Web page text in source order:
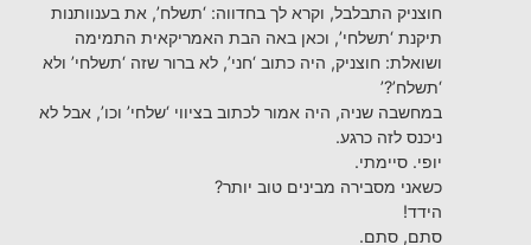
חוצניק התבלבל, וקרא לך בחדווה: ‘תשלח’, את בענוותנות
תיקנת ‘תשלחי’, וכאן באה הבת האמריקאית התמימה
ושואלת: חוצניק, היה כתוב ‘חני’, לא ברור שזה ‘תשלחי’ ולא
‘תשלח’?’
במחשבה שניה, היה אמור לכתוב בציווי ‘שלחי’ וכו’, אבל לא
ניכנס לזה כרגע.
יופי. סיימתי.
כשאני מסבירה מבינים טוב יותר?
הידד!
סתם, סתם.